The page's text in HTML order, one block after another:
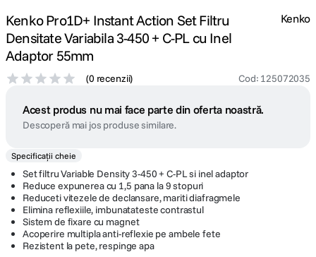
Kenko Pro1D+ Instant Action Set Filtru
Densitate Variabila 3-450 + C-PL cu Inel
Adaptor 55mm
(0 recenzii) Cod: 125072035
Kenko
Acest produs nu mai face parte din oferta noastră.
Descoperă mai jos produse similare.
Specificații cheie
Set filtru Variable Density 3-450 + C-PL si inel adaptor
Reduce expunerea cu 1,5 pana la 9 stopuri
Reduceti vitezele de declansare, mariti diafragmele
Elimina reflexiile, imbunatateste contrastul
Sistem de fixare cu magnet
Acoperire multipla anti-reflexie pe ambele fete
Rezistent la pete, respinge apa